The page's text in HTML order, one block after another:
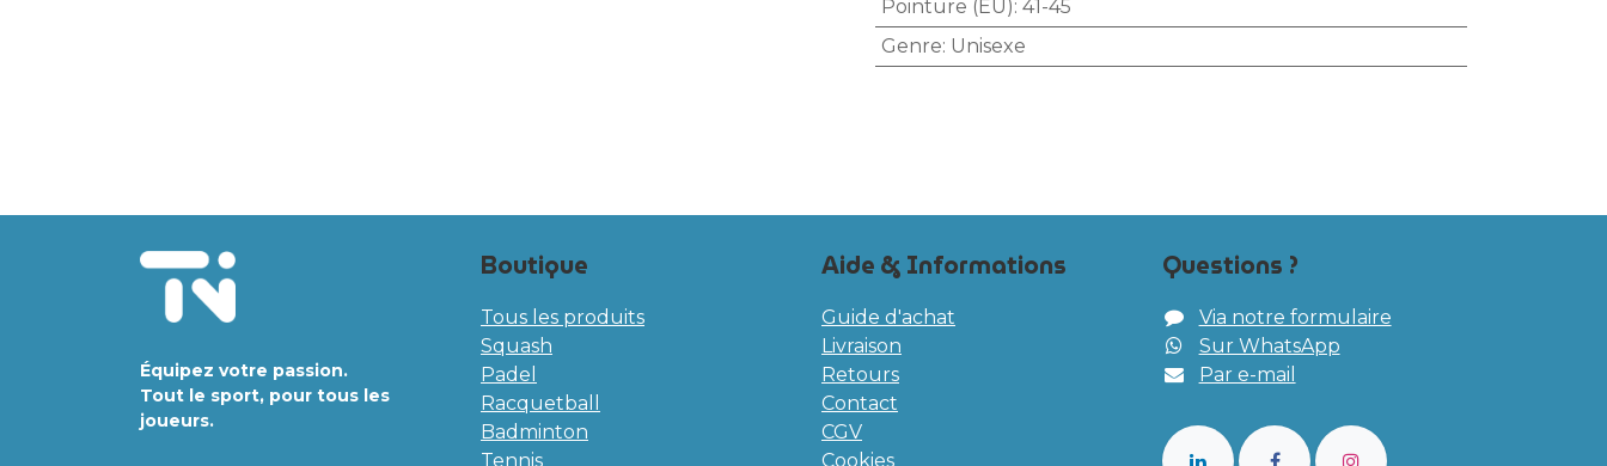
Pointure (EU): 41-45
Genre: Unisexe
Équipez votre passion.
Tout le sport, pour tous les
joueurs.
Boutique
Tous les produits
Squash
Padel
Racquetball
Badminton
Tennis
Aide & Informations
Guide d'achat
Livraison
Retours
Contact
CGV
Cookies
Questions ?
Via notre formulaire
Sur WhatsApp
Par e-mail